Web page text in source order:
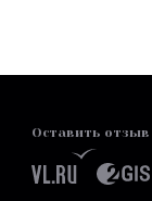
Оставить отзыв